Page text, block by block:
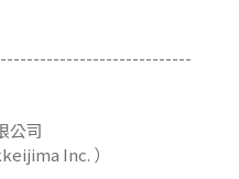
公司
Inc. ）